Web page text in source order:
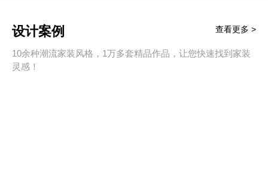
设计案例
10余种潮流家装风格，1万多套精品作品，让您快速找到家装
灵感！
查看更多 >